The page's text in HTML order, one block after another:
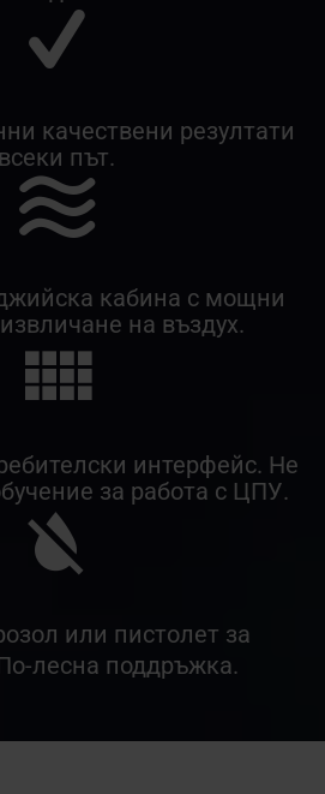
качествени резултати
всеки път.
кабина с мощни
на въздух.
интерфейс. Не
за работа с ЦПУ.
или пистолет за
лесна поддръжка.